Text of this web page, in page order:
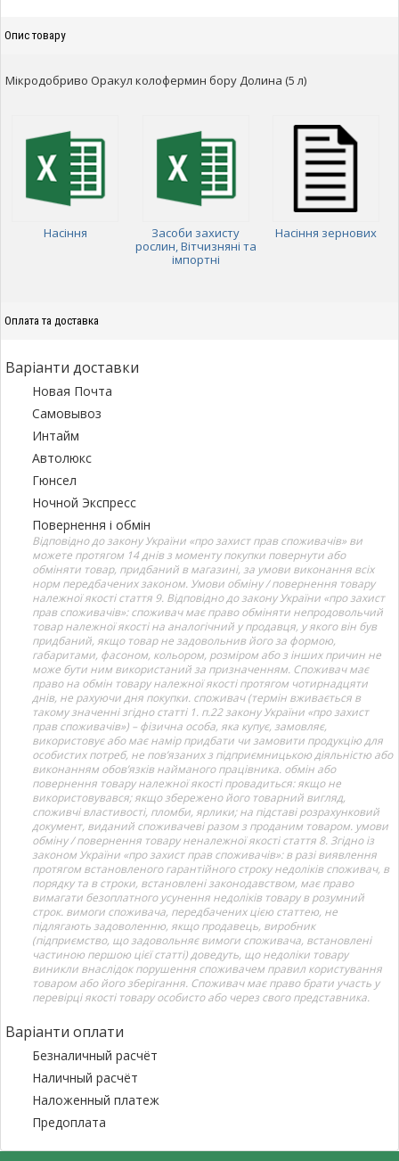
Опис товару
Мікродобриво Оракул колофермин бору Долина (5 л)
Насіння
Засоби захисту
рослин, Вітчизняні та
імпортні
Насіння зернових
Оплата та доставка
Варіанти доставки
Новая Почта
Самовывоз
Интайм
Автолюкс
Гюнсел
Ночной Экспресс
Повернення і обмін
Відповідно до закону України «про захист прав споживачів» ви
можете протягом 14 днів з моменту покупки повернути або
обміняти товар, придбаний в магазині, за умови виконання всіх
норм передбачених законом. Умови обміну / повернення товару
належної якості стаття 9. Відповідно до закону України «про захист
прав споживачів»: споживач має право обміняти непродовольчий
товар належної якості на аналогічний у продавця, у якого він був
придбаний, якщо товар не задовольнив його за формою,
габаритами, фасоном, кольором, розміром або з інших причин не
може бути ним використаний за призначенням. Споживач має
право на обмін товару належної якості протягом чотирнадцяти
днів, не рахуючи дня покупки. споживач (термін вживається в
такому значенні згідно статті 1. п.22 закону України «про захист
прав споживачів») – фізична особа, яка купує, замовляє,
використовує або має намір придбати чи замовити продукцію для
особистих потреб, не пов’язаних з підприємницькою діяльністю або
виконанням обов’язків найманого працівника. обмін або
повернення товару належної якості провадиться: якщо не
використовувався; якщо збережено його товарний вигляд,
споживчі властивості, пломби, ярлики; на підставі розрахунковий
документ, виданий споживачеві разом з проданим товаром. умови
обміну / повернення товару неналежної якості стаття 8. Згідно із
законом України «про захист прав споживачів»: в разі виявлення
протягом встановленого гарантійного строку недоліків споживач, в
порядку та в строки, встановлені законодавством, має право
вимагати безоплатного усунення недоліків товару в розумний
строк. вимоги споживача, передбачених цією статтею, не
підлягають задоволенню, якщо продавець, виробник
(підприємство, що задовольняє вимоги споживача, встановлені
частиною першою цієї статті) доведуть, що недоліки товару
виникли внаслідок порушення споживачем правил користування
товаром або його зберігання. Споживач має право брати участь у
перевірці якості товару особисто або через свого представника.
Варіанти оплати
Безналичный расчёт
Наличный расчёт
Наложенный платеж
Предоплата